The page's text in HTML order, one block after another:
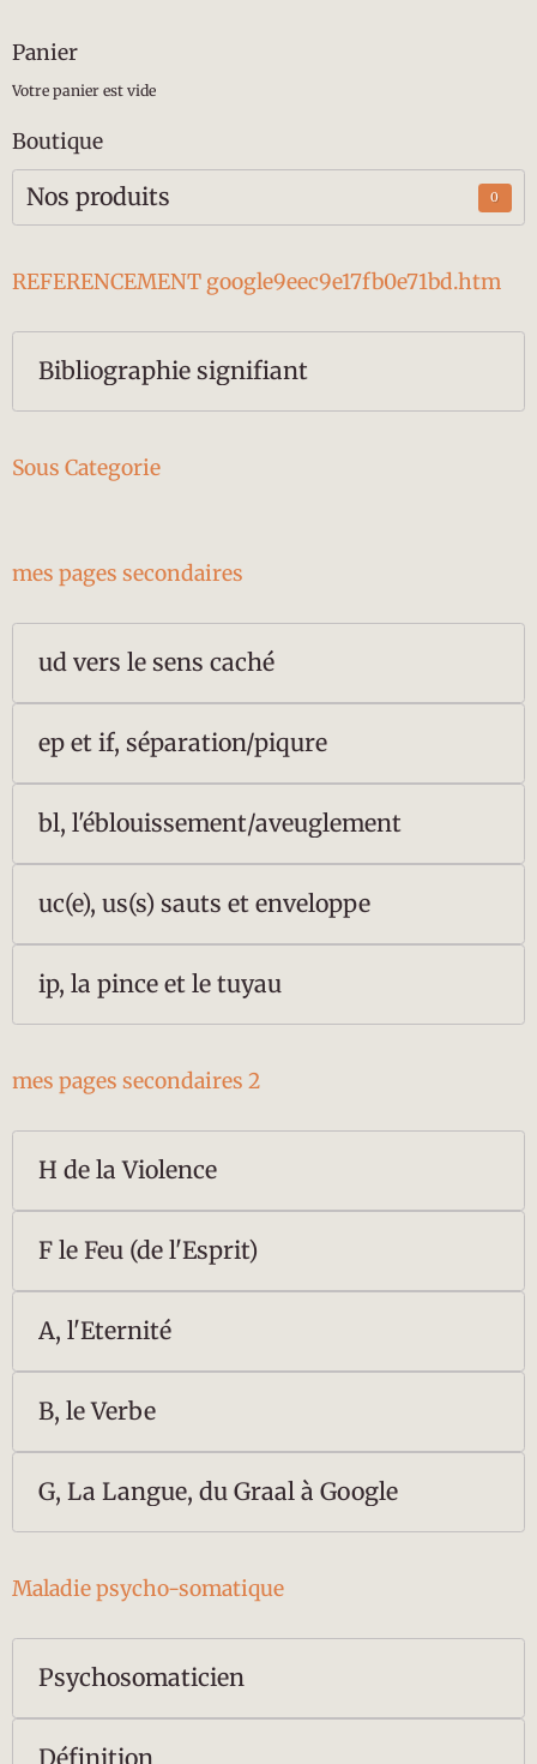
Panier
Votre panier est vide
Boutique
Nos produits 0
REFERENCEMENT google9eec9e17fb0e71bd.htm
Bibliographie signifiant
Sous Categorie
mes pages secondaires
ud vers le sens caché
ep et if, séparation/piqure
bl, l'éblouissement/aveuglement
uc(e), us(s) sauts et enveloppe
ip, la pince et le tuyau
mes pages secondaires 2
H de la Violence
F le Feu (de l'Esprit)
A, l'Eternité
B, le Verbe
G, La Langue, du Graal à Google
Maladie psycho-somatique
Psychosomaticien
Définition